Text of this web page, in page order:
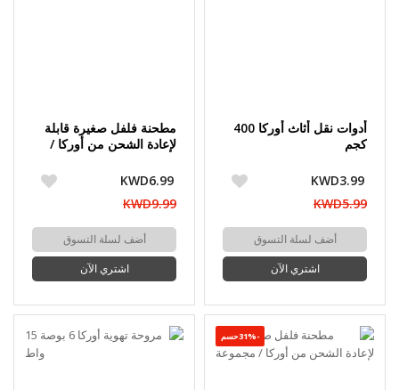
أدوات نقل أثاث أوركا 400
كجم
KWD3.99
KWD5.99
أضف لسلة التسوق
اشتري الآن
مطحنة فلفل صغيرة قابلة
لإعادة الشحن من أوركا /
KWD6.99
KWD9.99
أضف لسلة التسوق
اشتري الآن
-31%حسم